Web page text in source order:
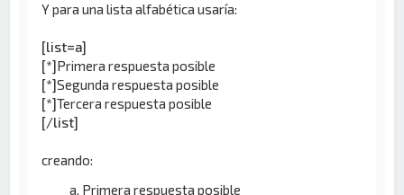
Y para una lista alfabética usaría:
[list=a]
[*]Primera respuesta posible
[*]Segunda respuesta posible
[*]Tercera respuesta posible
[/list]
creando:
Primera respuesta posible